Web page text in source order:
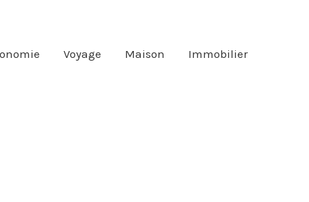
Voyage Maison Immobilier